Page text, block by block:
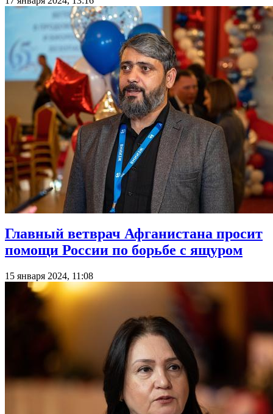
Главный ветврач Афганистана просит
помощи России по борьбе с ящуром
15 января 2024, 11:08